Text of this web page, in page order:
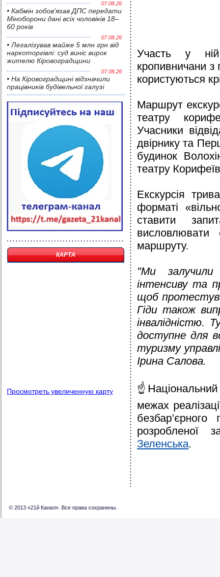
07.08.26
• Кабмін зобов’язав ДПС передати
Міноборони дані всіх чоловіків 18–
60 років
07.08.26
• Легалізував майже 5 млн грн від
наркоторгівлі: суд виніс вирок
жителю Кіровоградщини
07.08.26
• На Кіровоградщині відзначили
працівників будівельної галузі
КАРТА
Просмотреть увеличенную карту
Участь у
кропивничани
користуються
Маршрут
театру
Учасники
двірнику та
будинок
театру
Екскурсія
форматі
ставити
висловлювати
маршруту.
"Ми залучили
інтенсиву та
щоб
Гіди також
інвалідністю.
доступне для
туризму
Ірина Салова.
☝️Національний
межах
розробленої
Зеленська.
© 2013 «21й Канал». Все права сохранены.